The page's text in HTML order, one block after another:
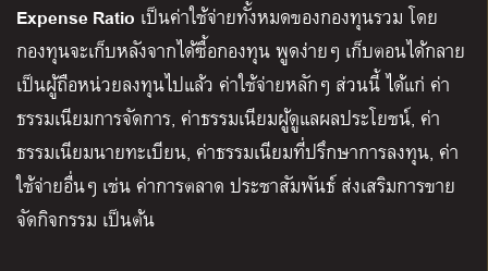
Expense Ratio เป็นค่าใช้จ่ายทั้งหมดของกองทุนรวม โดย
กองทุนจะเก็บหลังจากได้ซื้อกองทุน พูดง่ายๆ เก็บตอนได้กลาย
เป็นผู้ถือหน่วยลงทุนไปแล้ว ค่าใช้จ่ายหลักๆ ส่วนนี้ ได้แก่ ค่า
ธรรมเนียมการจัดการ, ค่าธรรมเนียมผู้ดูแลผลประโยชน์, ค่า
ธรรมเนียมนายทะเบียน, ค่าธรรมเนียมที่ปรึกษาการลงทุน, ค่า
ใช้จ่ายอื่นๆ เช่น ค่าการตลาด ประชาสัมพันธ์ ส่งเสริมการขาย
จัดกิจกรรม เป็นต้น